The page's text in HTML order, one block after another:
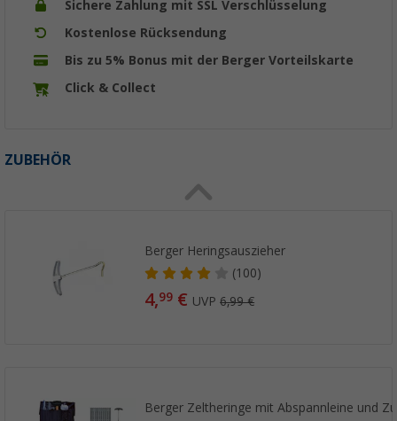
Sichere Zahlung mit SSL Verschlüsselung
Kostenlose Rücksendung
Bis zu 5% Bonus mit der Berger Vorteilskarte
Click & Collect
ZUBEHÖR
Berger Heringsauszieher
(100)
4,99 € UVP6,99 €
Berger Zeltheringe mit Abspannleine und